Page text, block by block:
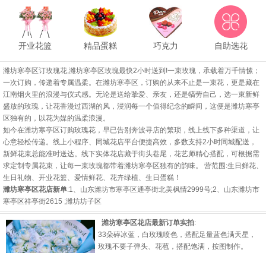
开业花篮 精品蛋糕 巧克力 自助选花
潍坊寒亭区订玫瑰花,潍坊寒亭区玫瑰最快2小时送到!一束玫瑰，承载着万千情愫；
一次订购，传递着专属温柔。在潍坊寒亭区，订购的从来不止是一束花，更是藏在
江南烟火里的浪漫与仪式感。无论是送给挚爱、亲友，还是犒劳自己，选一束新鲜
盛放的玫瑰，让花香漫过西湖的风，浸润每一个值得纪念的瞬间，这便是潍坊寒亭
区独有的，以花为媒的温柔浪漫。
如今在潍坊寒亭区订购玫瑰花，早已告别奔波寻店的繁琐，线上线下多种渠道，让
心意轻松传递。线上小程序、同城花店平台便捷高效，多数支持2小时同城配送，
新鲜花束总能准时送达。线下实体花店藏于街头巷尾，花艺师精心搭配，可根据需
求定制专属花束，让每一束玫瑰都带着潍坊寒亭区独有的韵味。 营范围:生日鲜花、
生日礼物、开业花篮、爱情鲜花、花卉绿植、生日蛋糕！
潍坊寒亭区花店新单:1、山东潍坊市寒亭区通亭街北美枫情2999号;2、山东潍坊市
寒亭区祥亭街2615 ;潍坊坊子区
潍坊寒亭区花店最新订单实拍:
33朵碎冰蓝，白玫瑰喷色，搭配足量蓝色满天星，
玫瑰不要子弹头、花苞，搭配饱满，按图制作。